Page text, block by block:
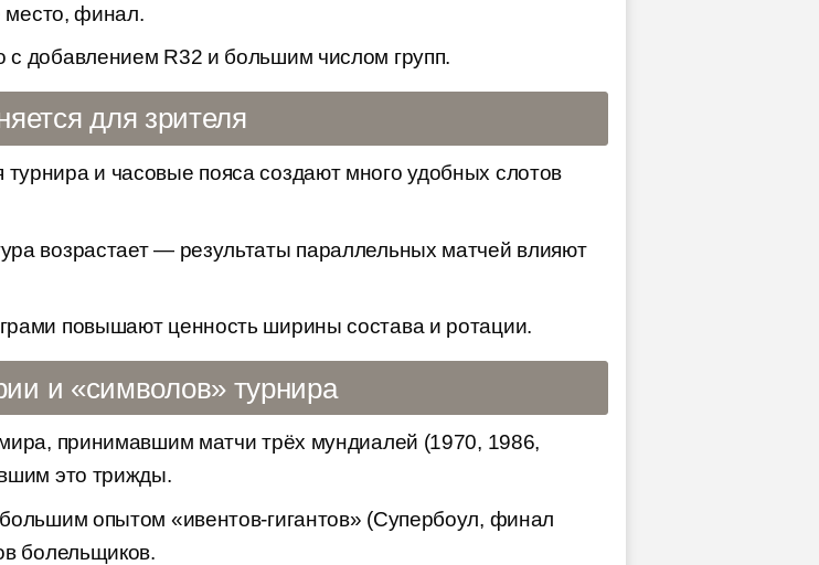
место, финал.
добавлением R32 и большим числом групп.
для зрителя
турнира и часовые пояса создают много удобных слотов
возрастает — результаты параллельных матчей влияют
повышают ценность ширины состава и ротации.
и «символов» турнира
принимавшим матчи трёх мундиалей (1970, 1986,
это трижды.
опытом «ивентов-гигантов» (Супербоул, финал
болельщиков.